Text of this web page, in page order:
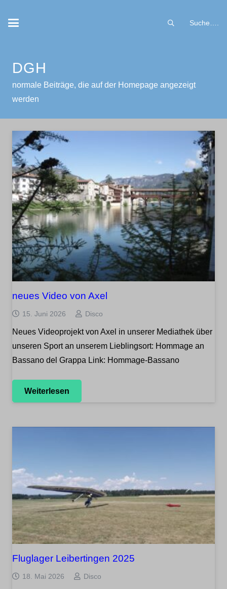
Suche….
DGH
normale Beiträge, die auf der Homepage angezeigt
werden
neues Video von Axel
15. Juni 2026 Disco
Neues Videoprojekt von Axel in unserer Mediathek über
unseren Sport an unserem Lieblingsort: Hommage an
Bassano del Grappa Link: Hommage-Bassano
Weiterlesen
Fluglager Leibertingen 2025
18. Mai 2026 Disco